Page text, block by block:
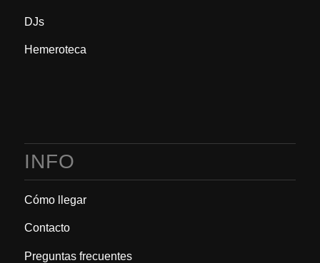
DJs
Hemeroteca
INFO
Cómo llegar
Contacto
Preguntas frecuentes